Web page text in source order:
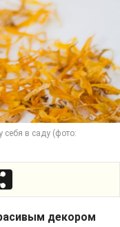
в саду (фото:
декором